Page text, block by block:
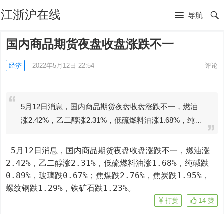
江浙沪在线 导航
国内商品期货夜盘收盘涨跌不一
经济 2022年5月12日 22:54 评论
5月12日消息，国内商品期货夜盘收盘涨跌不一，燃油
涨2.42%，乙二醇涨2.31%，低硫燃料油涨1.68%，纯…
2.42%，乙二醇涨2.31%，低硫燃料油涨1.68%，纯碱跌
0.89%，玻璃跌0.67%；焦煤跌2.76%，焦炭跌1.95%，
螺纹钢跌1.29%，铁矿石跌1.23%。
14 赞
打赏